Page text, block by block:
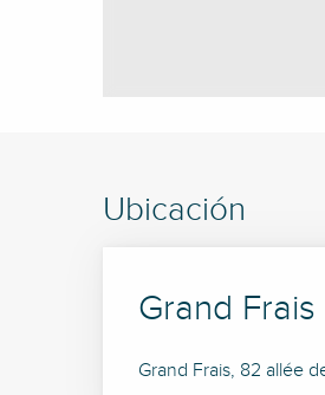
Ubicación
Grand Frais
Grand Frais, 82 allée